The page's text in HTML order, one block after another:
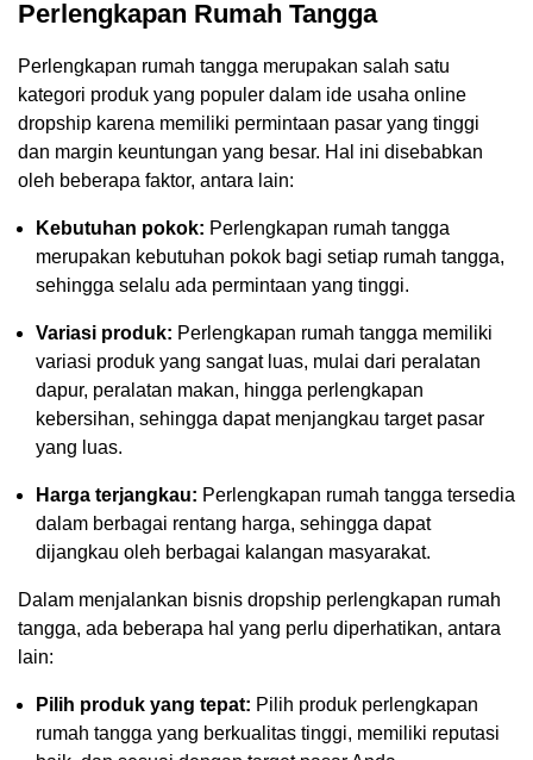
Perlengkapan Rumah Tangga
Perlengkapan rumah tangga merupakan salah satu
kategori produk yang populer dalam ide usaha online
dropship karena memiliki permintaan pasar yang tinggi
dan margin keuntungan yang besar. Hal ini disebabkan
oleh beberapa faktor, antara lain:
Kebutuhan pokok: Perlengkapan rumah tangga
merupakan kebutuhan pokok bagi setiap rumah tangga,
sehingga selalu ada permintaan yang tinggi.
Variasi produk: Perlengkapan rumah tangga memiliki
variasi produk yang sangat luas, mulai dari peralatan
dapur, peralatan makan, hingga perlengkapan
kebersihan, sehingga dapat menjangkau target pasar
yang luas.
Harga terjangkau: Perlengkapan rumah tangga tersedia
dalam berbagai rentang harga, sehingga dapat
dijangkau oleh berbagai kalangan masyarakat.
Dalam menjalankan bisnis dropship perlengkapan rumah
tangga, ada beberapa hal yang perlu diperhatikan, antara
lain:
Pilih produk yang tepat: Pilih produk perlengkapan
rumah tangga yang berkualitas tinggi, memiliki reputasi